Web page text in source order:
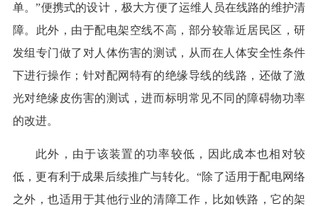
单。”便携式的设计，极大方便了运维人员在线路的维护清
障。此外，由于配电架空线不高，部分较靠近居民区，研
发组专门做了对人体伤害的测试，从而在人体安全性条件
下进行操作；针对配网特有的绝缘导线的线路，还做了激
光对绝缘皮伤害的测试，进而标明常见不同的障碍物功率
的改进。
此外，由于该装置的功率较低，因此成本也相对较
低，更有利于成果后续推广与转化。“除了适用于配电网络
之外，也适用于其他行业的清障工作，比如铁路，它的架